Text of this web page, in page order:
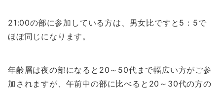
21:00の部に参加している方は、男女比ですと5：5で
ほぼ同じになります。
年齢層は夜の部になると20～50代まで幅広い方がご参
加されますが、午前中の部に比べると20～30代の方の